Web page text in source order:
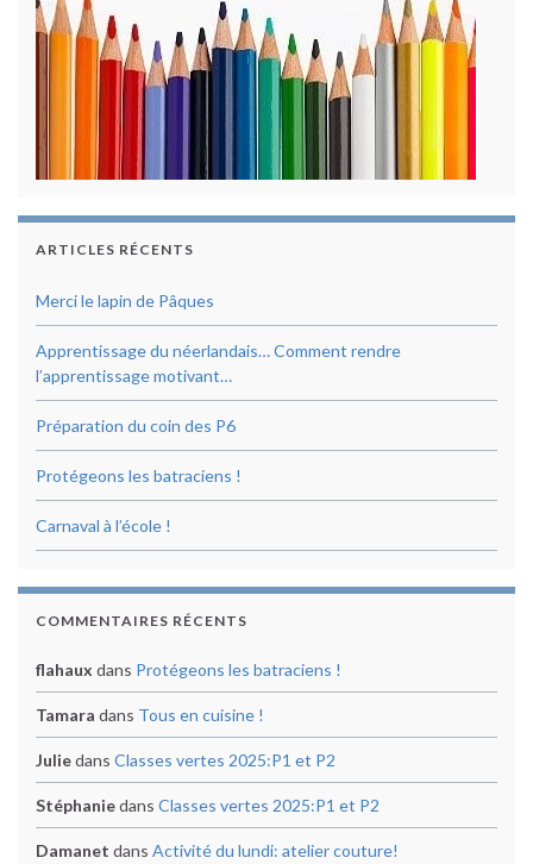
ARTICLES RÉCENTS
Merci le lapin de Pâques
Apprentissage du néerlandais… Comment rendre
l’apprentissage motivant…
Préparation du coin des P6
Protégeons les batraciens !
Carnaval à l’école !
COMMENTAIRES RÉCENTS
flahaux dans Protégeons les batraciens !
Tamara dans Tous en cuisine !
Juliedans Classes vertes 2025:P1 et P2
Stéphaniedans Classes vertes 2025:P1 et P2
Damanet dans Activité du lundi: atelier couture!